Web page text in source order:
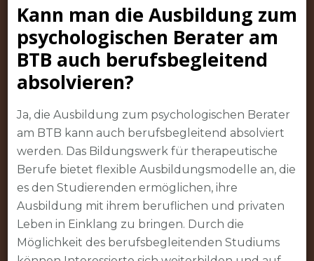
Kann man die Ausbildung zum
psychologischen Berater am
BTB auch berufsbegleitend
absolvieren?
Ja, die Ausbildung zum psychologischen Berater
am BTB kann auch berufsbegleitend absolviert
werden. Das Bildungswerk für therapeutische
Berufe bietet flexible Ausbildungsmodelle an, die
es den Studierenden ermöglichen, ihre
Ausbildung mit ihrem beruflichen und privaten
Leben in Einklang zu bringen. Durch die
Möglichkeit des berufsbegleitenden Studiums